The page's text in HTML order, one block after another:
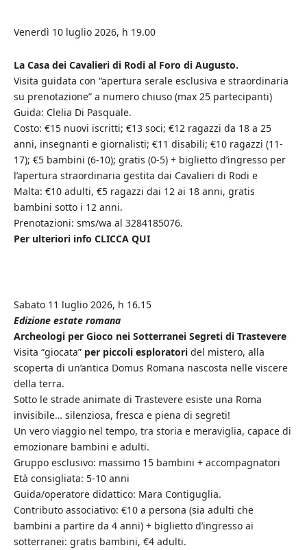
Venerdì 10 luglio 2026, h 19.00
La Casa dei Cavalieri di Rodi al Foro di Augusto.
Visita guidata con “apertura serale esclusiva e straordinaria
su prenotazione” a numero chiuso (max 25 partecipanti)
Guida: Clelia Di Pasquale.
Costo: €15 nuovi iscritti; €13 soci; €12 ragazzi da 18 a 25
anni, insegnanti e giornalisti; €11 disabili; €10 ragazzi (11-
17); €5 bambini (6-10); gratis (0-5) + biglietto d’ingresso per
l’apertura straordinaria gestita dai Cavalieri di Rodi e
Malta: €10 adulti, €5 ragazzi dai 12 ai 18 anni, gratis
bambini sotto i 12 anni.
Prenotazioni: sms/wa al 3284185076.
Per ulteriori info CLICCA QUI
Sabato 11 luglio 2026, h 16.15
Edizione estate romana
Archeologi per Gioco nei Sotterranei Segreti di Trastevere
Visita “giocata” per piccoli esploratori del mistero, alla
scoperta di un’antica Domus Romana nascosta nelle viscere
della terra.
Sotto le strade animate di Trastevere esiste una Roma
invisibile… silenziosa, fresca e piena di segreti!
Un vero viaggio nel tempo, tra storia e meraviglia, capace di
emozionare bambini e adulti.
Gruppo esclusivo: massimo 15 bambini + accompagnatori
Età consigliata: 5-10 anni
Guida/operatore didattico: Mara Contiguglia.
Contributo associativo: €10 a persona (sia adulti che
bambini a partire da 4 anni) + biglietto d’ingresso ai
sotterranei: gratis bambini, €4 adulti.